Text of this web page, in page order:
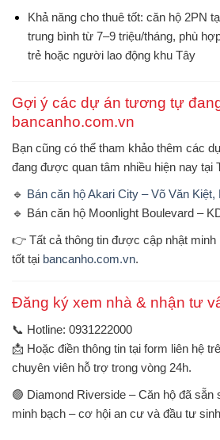
Khả năng cho thuê tốt: căn hộ 2PN
trung bình từ 7–9 triệu/tháng, phù
trẻ hoặc người lao động khu Tây
Gợi ý các dự án tương tự
bancanho.com.vn
Bạn cũng có thể tham khảo thêm các
đang được quan tâm nhiều hiện nay tại
🔹 Bán căn hộ Akari City – Võ Văn Kiệt,
🔹 Bán căn hộ Moonlight Boulevard –
👉 Tất cả thông tin được cập nhật
tốt tại bancanho.com.vn.
Đăng ký xem nhà & nhận tư
📞 Hotline: 0931222000
📩 Hoặc điền thông tin tại form liên hệ
chuyên viên hỗ trợ trong vòng 24h.
🟢 Diamond Riverside – Căn hộ đã sẵn
minh bạch – cơ hội an cư và đầu tư